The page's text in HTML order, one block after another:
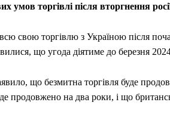
умов торгівлі після вторгнення
свою торгівлю з Україною після
що угода діятиме до березня
що безмитна торгівля буде
продовжено на два роки, і що